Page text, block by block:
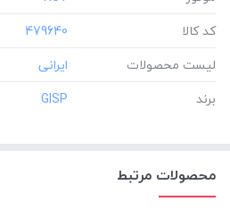
کد کالا
‎479640
لیست محصولات
برند
‎GISP
محصولات مرتبط